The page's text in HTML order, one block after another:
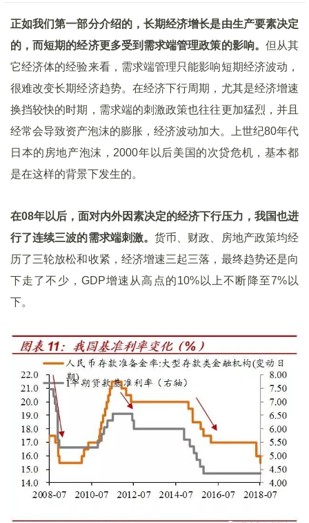
正如我们第一部分介绍的，长期经济增长是由生产要素决定
的，而短期的经济更多受到需求端管理政策的影响。 但从其
它经济体的经验来看，需求端管理只能影响短期经济波动，
很难改变长期经济趋势。在经济下行周期，尤其是经济增速
换挡较快的时期，需求端的刺激政策也往往更加猛烈，并且
经常会导致资产泡沫的膨胀，经济波动加大。上世纪80年代
日本的房地产泡沫，2000年以后美国的次贷危机，基本都
是在这样的背景下发生的。
在08年以后，面对内外因素决定的经济下行压力，我国也进
行了连续三波的需求端刺激。货币、财政、房地产政策均经
历了三轮放松和收紧，经济增速三起三落，最终趋势还是向
下走了不少，GDP增速从高点的10%以上不断降至7%以
下。